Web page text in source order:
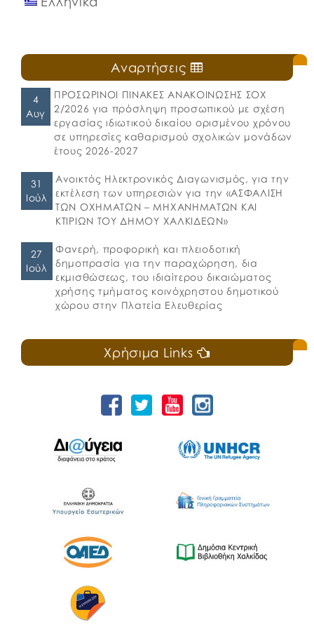
Αναρτήσεις
4
Αυγ
ΠΡΟΣΩΡΙΝΟΙ ΠΙΝΑΚΕΣ ΑΝΑΚΟΙΝΩΣΗΣ ΣΟΧ
2/2026 για πρόσληψη προσωπικού με σχέση
εργασίας ιδιωτικού δικαίου ορισμένου χρόνου
σε υπηρεσίες καθαρισμού σχολικών μονάδων
έτους 2026-2027
31
Ιούλ
Ανοικτός Ηλεκτρονικός Διαγωνισμός, για την
εκτέλεση των υπηρεσιών για την «ΑΣΦΑΛΙΣΗ
ΤΩΝ ΟΧΗΜΑΤΩΝ – ΜΗΧΑΝΗΜΑΤΩΝ ΚΑΙ
ΚΤΙΡΙΩΝ ΤΟΥ ΔΗΜΟΥ ΧΑΛΚΙΔΕΩΝ»
27
Ιούλ
Φανερή, προφορική και πλειοδοτική
δημοπρασία για την παραχώρηση, δια
εκμισθώσεως, του ιδιαίτερου δικαιώματος
χρήσης τμήματος κοινόχρηστου δημοτικού
χώρου στην Πλατεία Ελευθερίας
Χρήσιμα Links